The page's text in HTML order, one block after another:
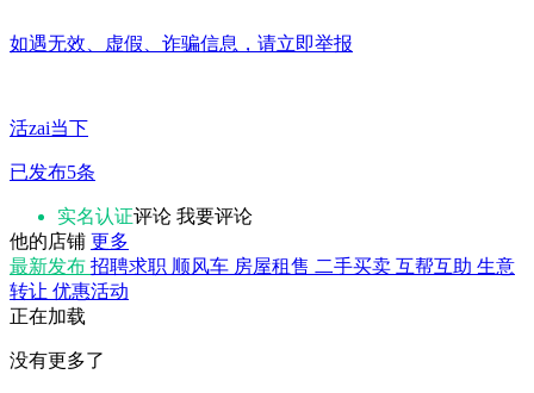
如遇无效、虚假、诈骗信息，请立即举报
活zai当下
已发布5条
实名认证评论 我要评论
他的店铺 更多
最新发布 招聘求职 顺风车 房屋租售 二手买卖 互帮互助 生意
转让 优惠活动
正在加载
没有更多了